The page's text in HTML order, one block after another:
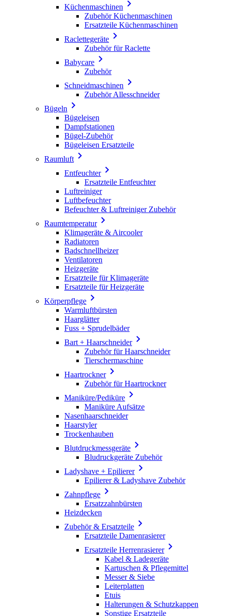
Küchenmaschinen 
Zubehör Küchenmaschinen
Ersatzteile Küchenmaschinen
Raclettegeräte 
Zubehör für Raclette
Babycare 
Zubehör
Schneidmaschinen 
Zubehör Allesschneider
Bügeln 
Bügeleisen
Dampfstationen
Bügel-Zubehör
Bügeleisen Ersatzteile
Raumluft 
Entfeuchter
Ersatzteile Entfeuchter
Luftreiniger
Luftbefeuchter
Befeuchter & Luftreiniger Zubehör
Raumtemperatur
Klimageräte & Aircooler
Radiatoren
Badschnellheizer
Ventilatoren
Heizgeräte
Ersatzteile für Klimageräte
Ersatzteile für Heizgeräte
Körperpflege 
Warmluftbürsten
Haarglätter
Fuss + Sprudelbäder
Bart + Haarschneider
Zubehör für Haarschneider
Tierschermaschine
Haartrockner
Zubehör für Haartrockner
Maniküre/Pediküre 
Maniküre Aufsätze
Nasenhaarschneider
Haarstyler
Trockenhauben
Blutdruckmessgeräte 
Bludruckgeräte Zubehör
Ladyshave + Epilierer
Epilierer & Ladyshave Zubehör
Zahnpflege 
Ersatzzahnbürsten
Heizdecken
Zubehör & Ersatzteile 
Ersatzteile Damenrasierer
Ersatzteile Herrenrasierer
Kabel & Ladegeräte
Kartuschen & Pflegemittel
Messer & Siebe
Leiterplatten
Etuis
Halterungen & Schutzkappen
Sonstige Ersatzteile